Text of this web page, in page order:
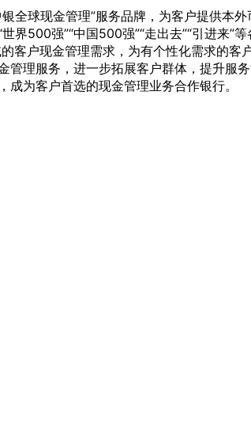
全球现金管理”服务品牌，为客户提供本
界500强”“中国500强”“走出去”“引进来
客户现金管理需求，为有个性化需求的
理服务，进一步拓展客户群体，提升
为客户首选的现金管理业务合作银行。